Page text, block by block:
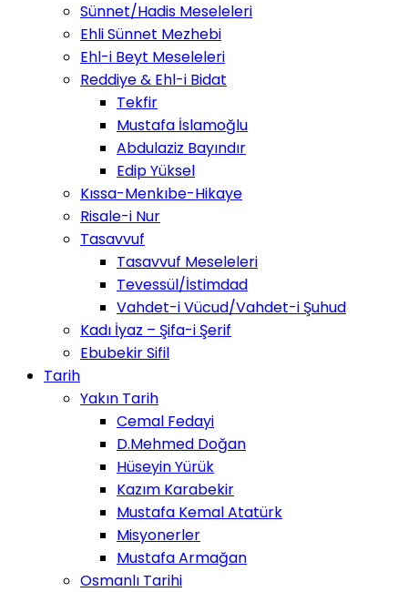
Sünnet/Hadis Meseleleri
Ehli Sünnet Mezhebi
Ehl-i Beyt Meseleleri
Reddiye & Ehl-i Bidat
Tekfir
Mustafa İslamoğlu
Abdulaziz Bayındır
Edip Yüksel
Kıssa-Menkıbe-Hikaye
Risale-i Nur
Tasavvuf
Tasavvuf Meseleleri
Tevessül/İstimdad
Vahdet-i Vücud/Vahdet-i Şuhud
Kadı İyaz – Şifa-i Şerif
Ebubekir Sifil
Tarih
Yakın Tarih
Cemal Fedayi
D.Mehmed Doğan
Hüseyin Yürük
Kazım Karabekir
Mustafa Kemal Atatürk
Misyonerler
Mustafa Armağan
Osmanlı Tarihi